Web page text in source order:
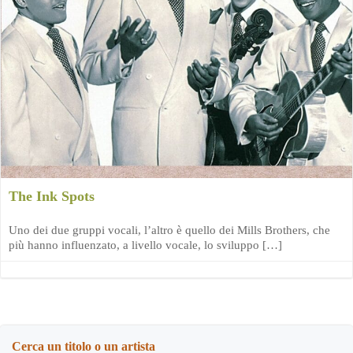
The Ink Spots
Uno dei due gruppi vocali, l’altro è quello dei Mills Brothers, che
più hanno influenzato, a livello vocale, lo sviluppo […]
Cerca un titolo o un artista